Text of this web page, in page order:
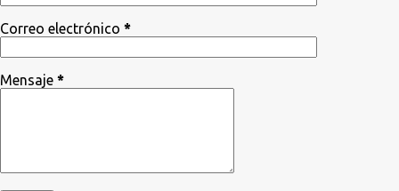
Correo electrónico *
Mensaje *